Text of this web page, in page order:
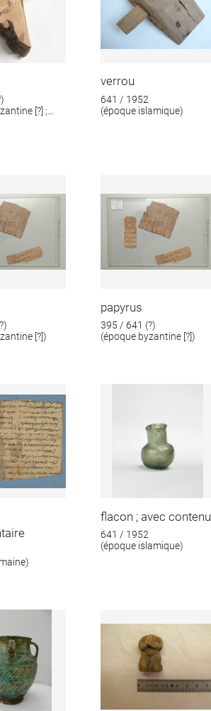
[?] ;
verrou
641 / 1952
(époque islamique)
[?])
papyrus
395 / 641 (?)
(époque byzantine [?])
flacon ; avec contenu
641 / 1952
(époque islamique)